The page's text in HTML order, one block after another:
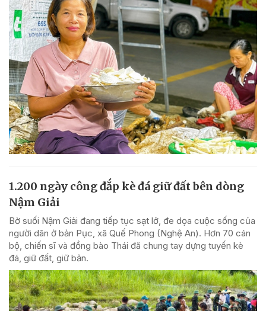
1.200 ngày công đắp kè đá giữ đất bên dòng
Nậm Giải
Bờ suối Nậm Giải đang tiếp tục sạt lở, đe dọa cuộc sống của
người dân ở bản Pục, xã Quế Phong (Nghệ An). Hơn 70 cán
bộ, chiến sĩ và đồng bào Thái đã chung tay dựng tuyến kè
đá, giữ đất, giữ bản.